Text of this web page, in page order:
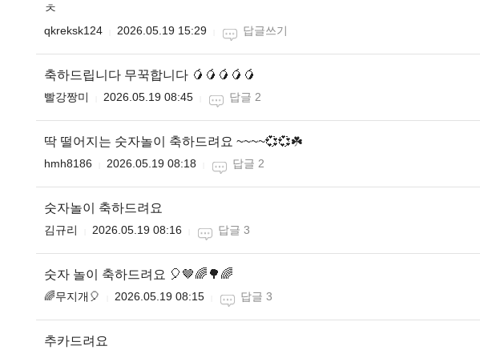
ㅊ
qkreksk124 2026.05.19 15:29 답글쓰기
축하드립니다 무꾹합니다 🥭🥭🥭🥭🥭
빨강짱미 2026.05.19 08:45 답글 2
딱 떨어지는 숫자놀이 축하드려요 ~~~~💞💞☘️
hmh8186 2026.05.19 08:18 답글 2
숫자놀이 축하드려요
김규리 2026.05.19 08:16 답글 3
숫자 놀이 축하드려요 🎈🤎🌈🌳🌈
🌈무지개🎈 2026.05.19 08:15 답글 3
추카드려요